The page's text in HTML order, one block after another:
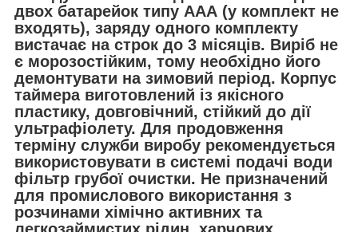
двох батарейок типу ААА (у комплект не
входять), заряду одного комплекту
вистачає на строк до 3 місяців. Виріб не
є морозостійким, тому необхідно його
демонтувати на зимовий період. Корпус
таймера виготовлений із якісного
пластику, довговічний, стійкий до дії
ультрафіолету. Для продовження
терміну служби виробу рекомендується
використовувати в системі подачі води
фільтр грубої очистки. Не призначений
для промислового використання з
розчинами хімічно активних та